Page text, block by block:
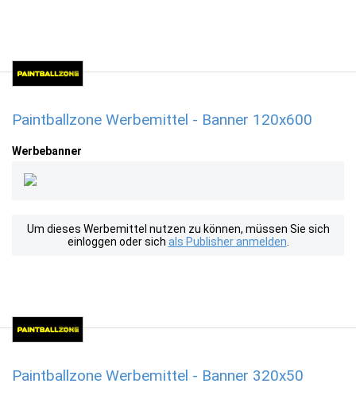
Paintballzone Werbemittel - Banner 120x600
Werbebanner
Um dieses Werbemittel nutzen zu können, müssen Sie sich
einloggen oder sich als Publisher anmelden
Paintballzone Werbemittel - Banner 320x50